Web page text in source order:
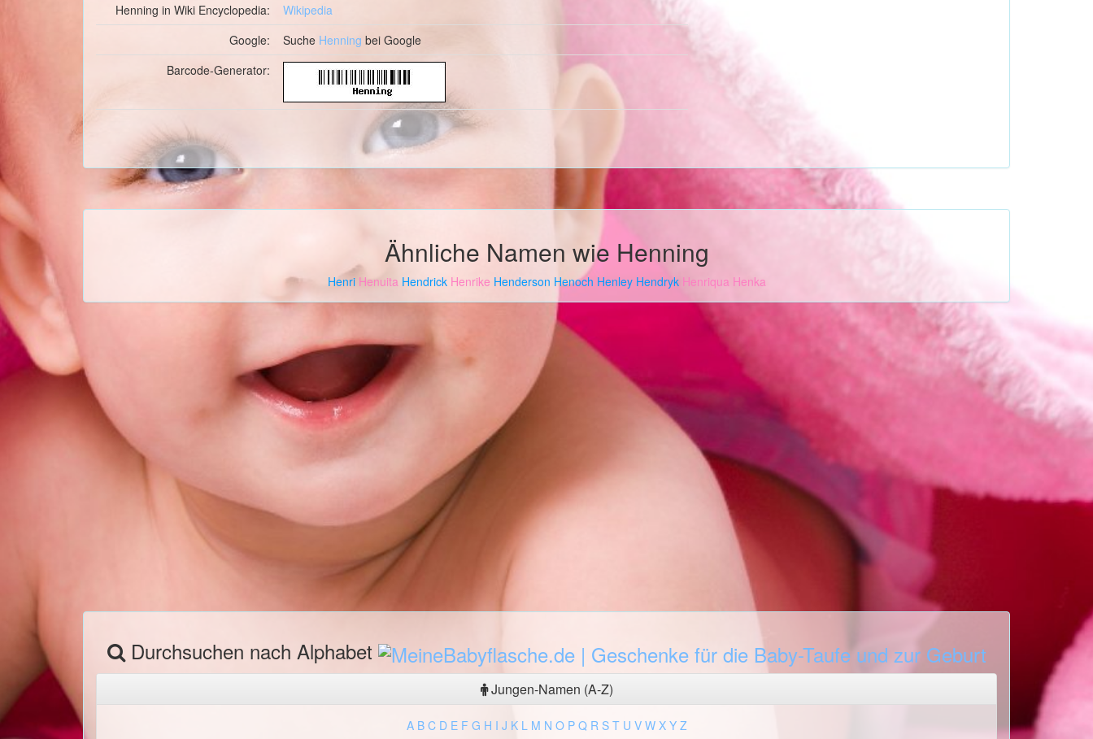
Henning in Wiki Encyclopedia:
Wikipedia
Google:
Suche Henning bei Google
Barcode-Generator:
Ähnliche Namen wie Henning
Henri Henuita Hendrick Henrike Henderson Henoch Henley Hendryk Henriqua Henka
Durchsuchen nach Alphabet
Jungen-Namen (A-Z)
A B C D E F G H I J K L M N O P Q R S T U V W X Y Z